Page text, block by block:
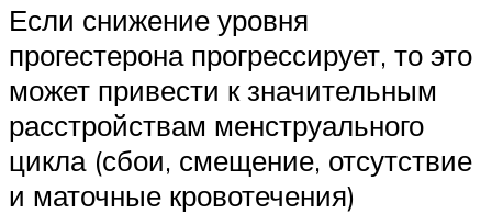
Если снижение уровня
прогестерона прогрессирует, то это
может привести к значительным
расстройствам менструального
цикла (сбои, смещение, отсутствие
и маточные кровотечения)